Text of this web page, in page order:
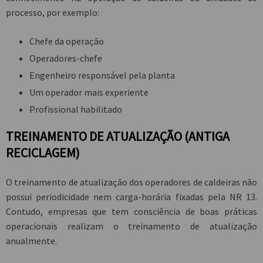
processo, por exemplo:
Chefe da operação
Operadores-chefe
Engenheiro responsável pela planta
Um operador mais experiente
Profissional habilitado
TREINAMENTO DE ATUALIZAÇÃO (ANTIGA
RECICLAGEM)
O treinamento de atualização dos operadores de caldeiras não
possui periodicidade nem carga-horária fixadas pela NR 13.
Contudo, empresas que tem consciência de boas práticas
operacionais realizam o treinamento de atualização
anualmente.